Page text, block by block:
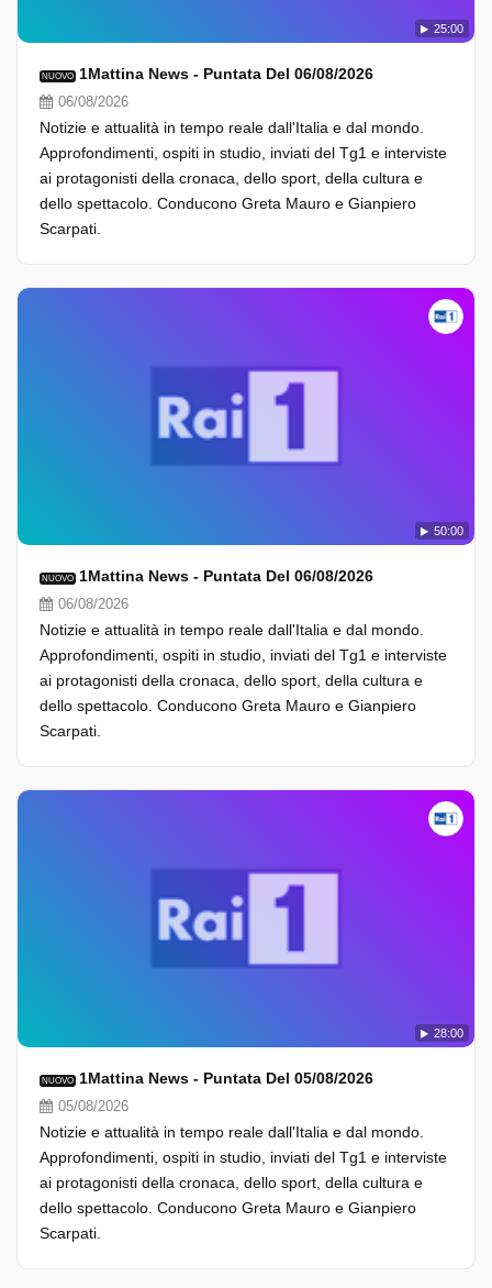
25:00
NUOVO 1Mattina News - Puntata Del 06/08/2026
06/08/2026
Notizie e attualità in tempo reale dall'Italia e dal mondo.
Approfondimenti, ospiti in studio, inviati del Tg1 e interviste
ai protagonisti della cronaca, dello sport, della cultura e
dello spettacolo. Conducono Greta Mauro e Gianpiero
Scarpati.
50:00
NUOVO 1Mattina News - Puntata Del 06/08/2026
06/08/2026
Notizie e attualità in tempo reale dall'Italia e dal mondo.
Approfondimenti, ospiti in studio, inviati del Tg1 e interviste
ai protagonisti della cronaca, dello sport, della cultura e
dello spettacolo. Conducono Greta Mauro e Gianpiero
Scarpati.
28:00
NUOVO 1Mattina News - Puntata Del 05/08/2026
05/08/2026
Notizie e attualità in tempo reale dall'Italia e dal mondo.
Approfondimenti, ospiti in studio, inviati del Tg1 e interviste
ai protagonisti della cronaca, dello sport, della cultura e
dello spettacolo. Conducono Greta Mauro e Gianpiero
Scarpati.